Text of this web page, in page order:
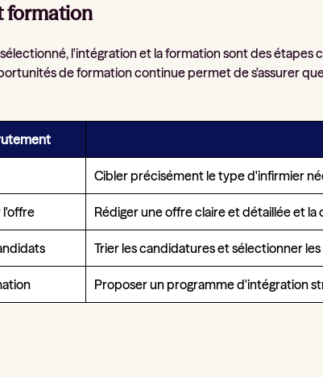
formation
l'intégration et la formation sont des
de formation continue permet de s'assurer
Cibler précisément le type d'infirmier
l'offre Rédiger une offre claire et détaillée et la
Trier les candidatures et sélectionner
Proposer un programme d'intégration